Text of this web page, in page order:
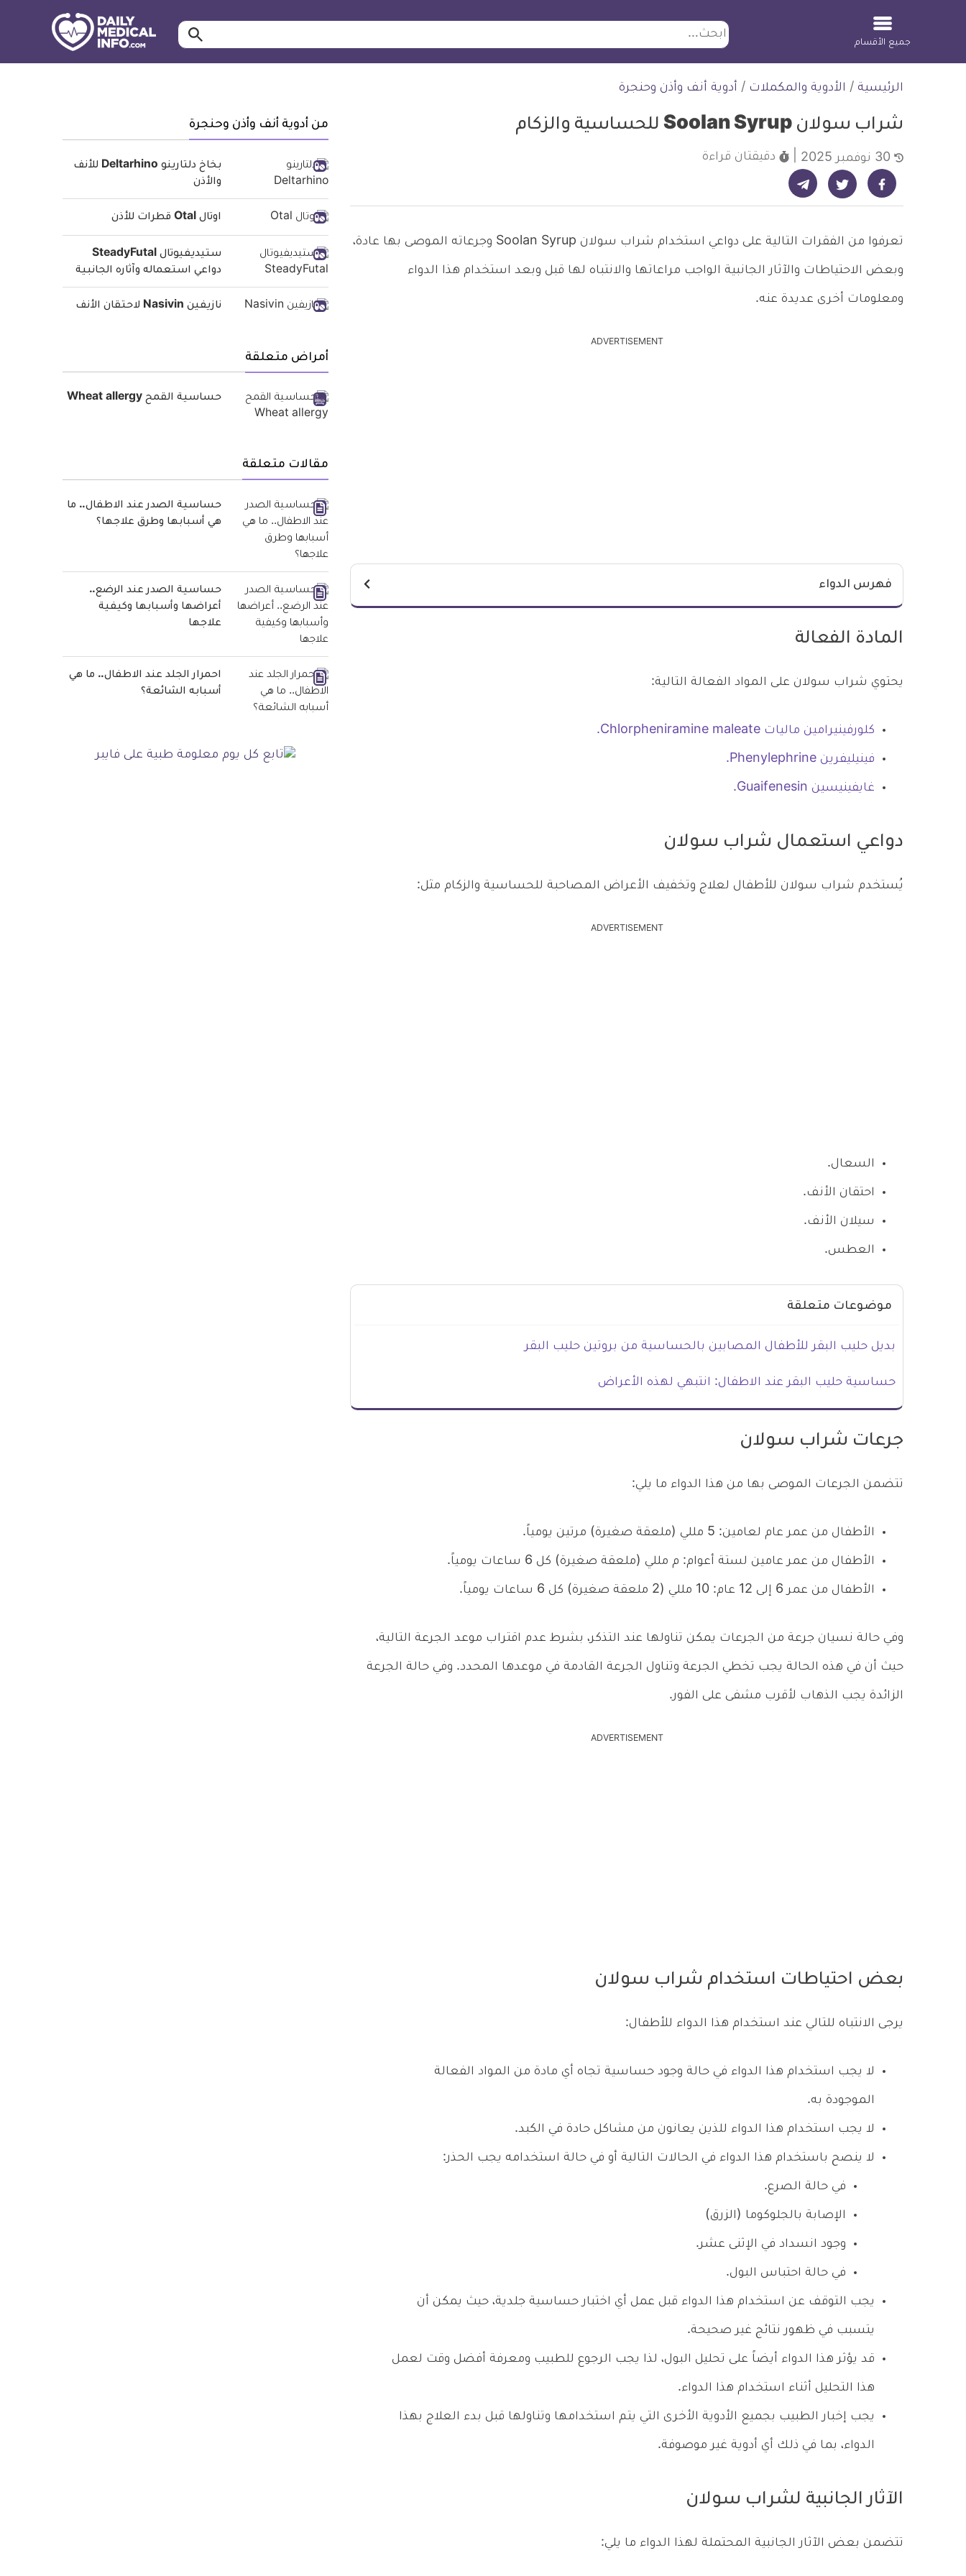
ابحث ابحث…
جميع الأقسام
الرئيسية / الأدوية والمكملات / أدوية أنف وأذن وحنجرة
شراب سولان Soolan Syrup للحساسية والزكام
دقيقتان قراءة
شارك على فيسبوك - ديلي ميديكال انفو شارك على تويتر - ديلي ميديكال انفو شارك على تيليجرام - ديلي ميديكال انفو
تعرفوا من الفقرات التالية على دواعي استخدام شراب سولان Soolan Syrup وجرعاته الموصى بها عادة،
وبعض الاحتياطات والآثار الجانبية الواجب مراعاتها والانتباه لها قبل وبعد استخدام هذا الدواء
ومعلومات أخرى عديدة عنه.
ADVERTISEMENT
فهرس الدواء
المادة الفعالة
يحتوي شراب سولان على المواد الفعالة التالية:
كلورفينيرامين ماليات Chlorpheniramine maleate.
فينيليفرين Phenylephrine.
غايفينيسين Guaifenesin.
دواعي استعمال شراب سولان
يُستخدم شراب سولان للأطفال لعلاج وتخفيف الأعراض المصاحبة للحساسية والزكام مثل:
ADVERTISEMENT
السعال.
احتقان الأنف.
سيلان الأنف.
العطس.
موضوعات متعلقة
بديل حليب البقر للأطفال المصابين بالحساسية من بروتين حليب البقر
حساسية حليب البقر عند الاطفال: انتبهي لهذه الأعراض
جرعات شراب سولان
تتضمن الجرعات الموصى بها من هذا الدواء ما يلي:
الأطفال من عمر عام لعامين: 5 مللي (ملعقة صغيرة) مرتين يومياً.
الأطفال من عمر عامين لستة أعوام: م مللي (ملعقة صغيرة) كل 6 ساعات يومياً.
الأطفال من عمر 6 إلى 12 عام: 10 مللي (2 ملعقة صغيرة) كل 6 ساعات يومياً.
وفي حالة نسيان جرعة من الجرعات يمكن تناولها عند التذكر، بشرط عدم اقتراب موعد الجرعة التالية،
حيث أن في هذه الحالة يجب تخطي الجرعة وتناول الجرعة القادمة في موعدها المحدد. وفي حالة الجرعة
الزائدة يجب الذهاب لأقرب مشفى على الفور.
ADVERTISEMENT
بعض احتياطات استخدام شراب سولان
يرجى الانتباه للتالي عند استخدام هذا الدواء للأطفال:
لا يجب استخدام هذا الدواء في حالة وجود حساسية تجاه أي مادة من المواد الفعالة
الموجودة به.
لا يجب استخدام هذا الدواء للذين يعانون من مشاكل حادة في الكبد.
لا ينصح باستخدام هذا الدواء في الحالات التالية أو في حالة استخدامه يجب الحذر:
في حالة الصرع.
الإصابة بالجلوكوما (الزرق)
وجود انسداد في الإثنى عشر.
في حالة احتباس البول.
يجب التوقف عن استخدام هذا الدواء قبل عمل أي اختبار حساسية جلدية، حيث يمكن أن
يتسبب في ظهور نتائج غير صحيحة.
قد يؤثر هذا الدواء أيضاً على تحليل البول، لذا يجب الرجوع للطبيب ومعرفة أفضل وقت لعمل
هذا التحليل أثناء استخدام هذا الدواء.
يجب إخبار الطبيب بجميع الأدوية الأخرى التي يتم استخدامها وتناولها قبل بدء العلاج بهذا
الدواء، بما في ذلك أي أدوية غير موصوفة.
الآثار الجانبية لشراب سولان
تتضمن بعض الآثار الجانبية المحتملة لهذا الدواء ما يلي:
من أدوية أنف وأذن وحنجرة
بخاخ دلتارينو Deltarhino للأنف
والأذن
اوتال Otal قطرات للأذن
ستيديفيوتال SteadyFutal
دواعي استعماله وآثاره الجانبية
نازيفين Nasivin لاحتقان الأنف
أمراض متعلقة
حساسية القمح Wheat allergy
مقالات متعلقة
حساسية الصدر عند الاطفال.. ما
هي أسبابها وطرق علاجها؟
حساسية الصدر عند الرضع..
أعراضها وأسبابها وكيفية
علاجها
احمرار الجلد عند الاطفال.. ما هي
أسبابه الشائعة؟